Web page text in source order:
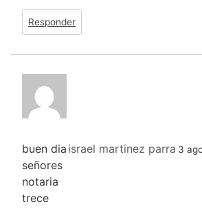
Responder
israel martinez parra 3
buen dia
señores
notaria
trece